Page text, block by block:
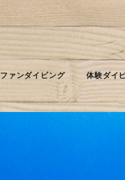
ファンダイビング 体験ダイ